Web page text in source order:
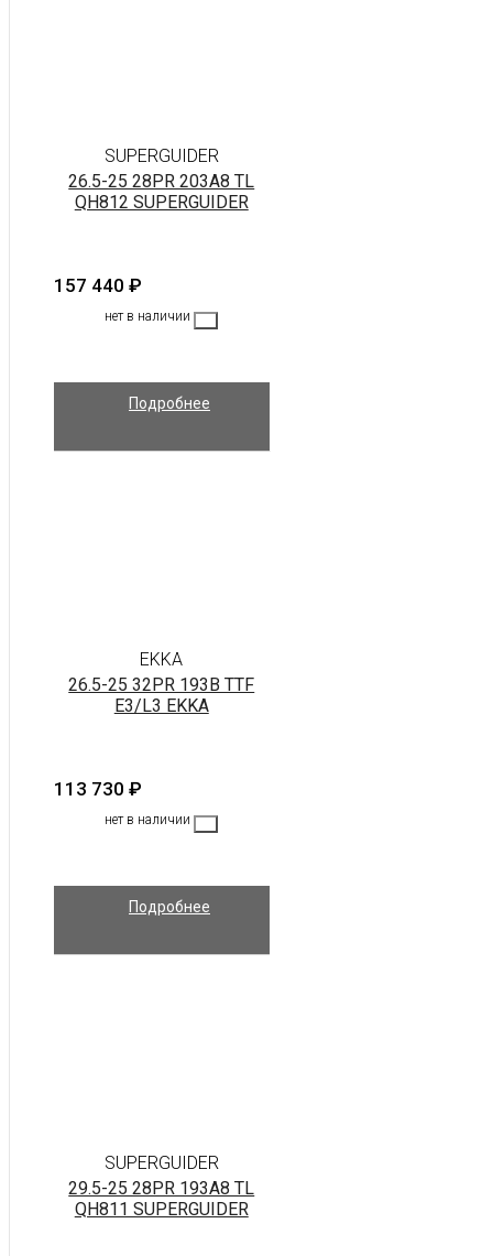
SUPERGUIDER
26.5-25 28PR 203A8 TL
QH812 SUPERGUIDER
157 440 ₽
нет в наличии
Подробнее
EKKA
26.5-25 32PR 193B TTF
E3/L3 EKKA
113 730 ₽
нет в наличии
Подробнее
SUPERGUIDER
29.5-25 28PR 193A8 TL
QH811 SUPERGUIDER